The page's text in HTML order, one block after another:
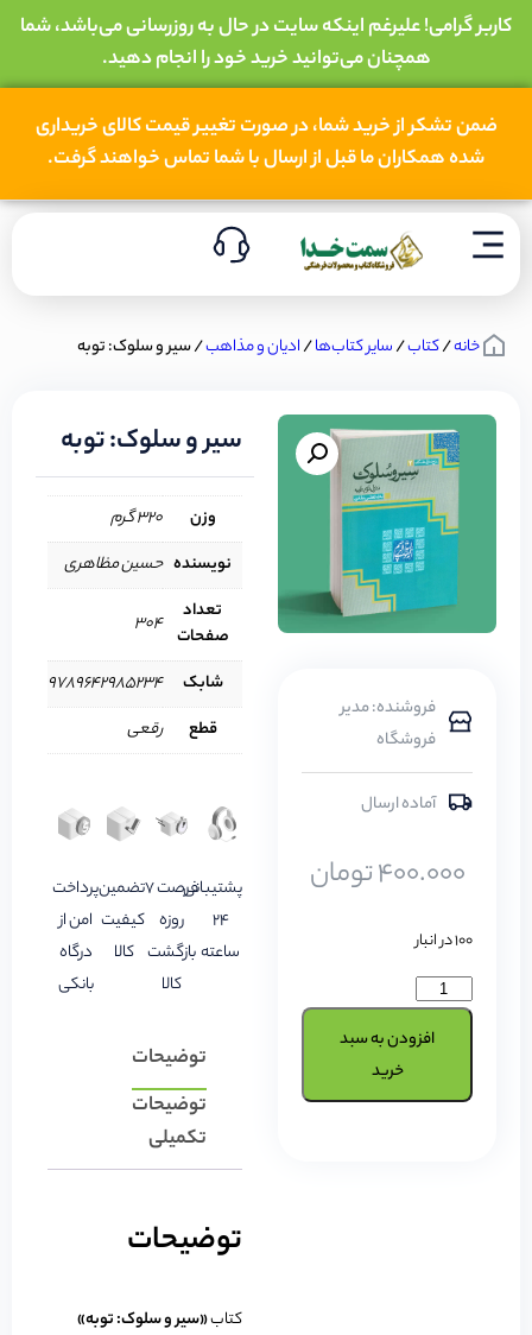
کاربر گرامی! علیرغم اینکه سایت در حال به روزرسانی می‌باشد، شما
همچنان می‌توانید خرید خود را انجام دهید.
ضمن تشکر از خرید شما، در صورت تغییر قیمت کالای خریداری
شده همکاران ما قبل از ارسال با شما تماس خواهند گرفت.
خانه/کتاب/سایر کتاب‌ها/ادیان و مذاهب/ سیر و سلوک: توبه
فروشنده: مدیر
فروشگاه
آماده ارسال
400.000تومان
100 در انبار
افزودن به سبد
خرید
سیر و سلوک: توبه
وزن
320 گرم
نویسنده حسین مظاهری
تعداد
صفحات 304
شابک
9789642985234
قطع
رقعی
پشتیبانی
24
ساعته
فرصت 7
روزه
بازگشت
کالا
تضمین
کیفیت
کالا
پرداخت
امن از
درگاه
بانکی
توضیحات
توضیحات
تکمیلی
توضیحات
کتاب«سیر و سلوک: توبه»